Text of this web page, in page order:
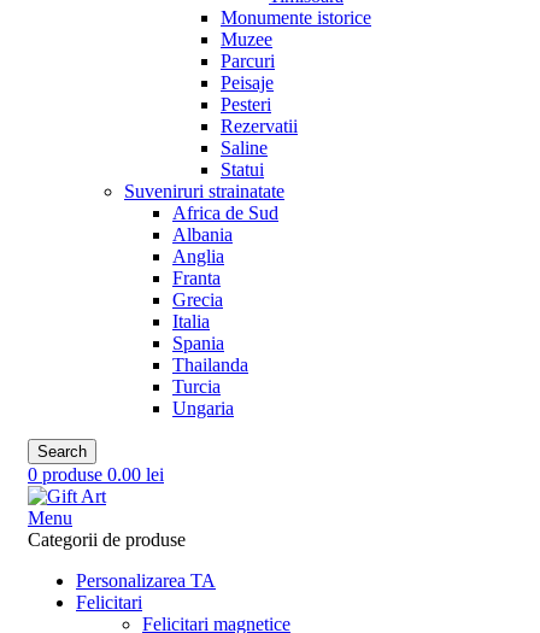
Monumente istorice
Muzee
Parcuri
Peisaje
Pesteri
Rezervatii
Saline
Statui
Suveniruri strainatate
Africa de Sud
Albania
Anglia
Franta
Grecia
Italia
Spania
Thailanda
Turcia
Ungaria
Search
0 produse 0.00 lei
Menu
Categorii de produse
Personalizarea TA
Felicitari
Felicitari magnetice